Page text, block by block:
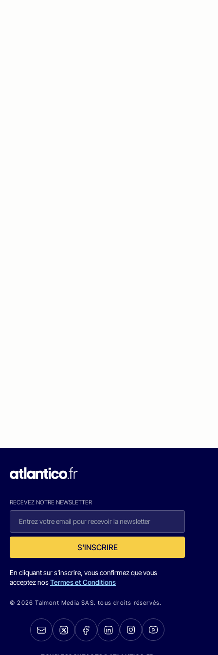
RECEVEZ NOTRE NEWSLETTER
S'INSCRIRE
En cliquant sur s'inscrire, vous confirmez que vous
acceptez nosTermes et Conditions
© 2026 Talmont Media SAS. tous droits réservés.